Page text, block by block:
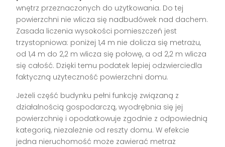
wnętrz przeznaczonych do użytkowania. Do tej
powierzchni nie wlicza się nadbudówek nad dachem.
Zasada liczenia wysokości pomieszczeń jest
trzystopniowa: poniżej 1,4 m nie dolicza się metrażu,
od 1,4 m do 2,2 m wlicza się połowę, a od 2,2 m wlicza
się całość. Dzięki temu podatek lepiej odzwierciedla
faktyczną użyteczność powierzchni domu.
Jeżeli część budynku pełni funkcję związaną z
działalnością gospodarczą, wyodrębnia się jej
powierzchnię i opodatkowuje zgodnie z odpowiednią
kategorią, niezależnie od reszty domu. W efekcie
jedna nieruchomość może zawierać metraż